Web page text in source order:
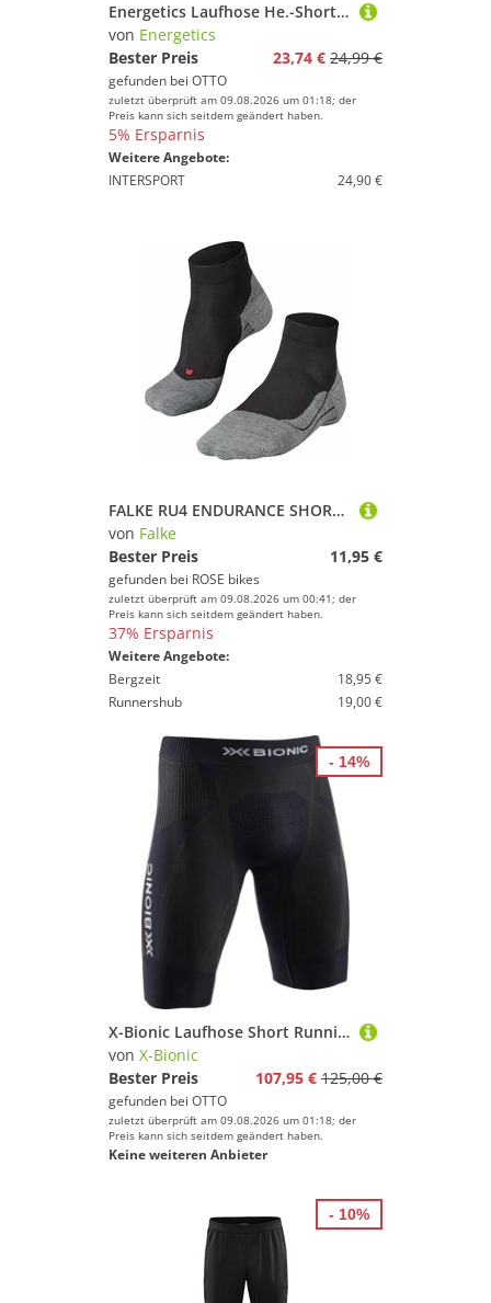
Energetics Laufhose He.-Shorts Casper VI M ANTHRACITE/TURQUOISE
von Energetics
Bester Preis
23,74 € 24,99 €
gefunden bei OTTO
zuletzt überprüft am 09.08.2026 um 01:18; der
Preis kann sich seitdem geändert haben.
5% Ersparnis
Weitere Angebote:
INTERSPORT
24,90 €
FALKE RU4 ENDURANCE SHORT Socken
von Falke
Bester Preis
11,95 €
gefunden bei ROSE bikes
zuletzt überprüft am 09.08.2026 um 00:41; der
Preis kann sich seitdem geändert haben.
37% Ersparnis
Weitere Angebote:
Bergzeit
18,95 €
Runnershub
19,00 €
X-Bionic Laufhose Short Running The Trick 4.0 kurz schwarz Herren
von X-Bionic
Bester Preis
107,95 € 125,00 €
gefunden bei OTTO
zuletzt überprüft am 09.08.2026 um 01:18; der
Preis kann sich seitdem geändert haben.
Keine weiteren Anbieter
- 14%
- 10%